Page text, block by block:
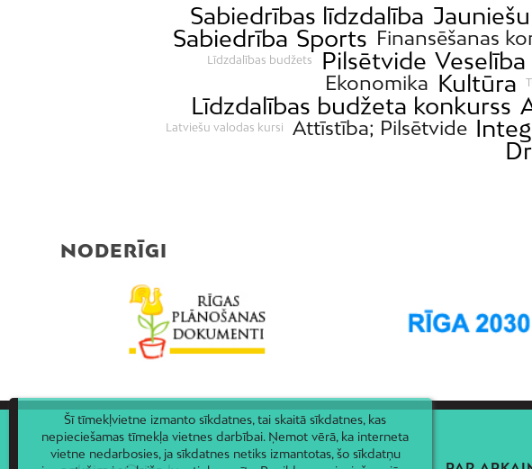
Sabiedrības līdzdalība
Sabiedrība Sports Finansēšanas
Līdzdalības budžets Pilsētvide Veselība
Ekonomika Kultūra
Līdzdalības budžeta konkurss
Latviešu valodas kursi Attīstība; Pilsētvide
NODERĪGI
Šī tīmekļvietne izmanto sīkdatnes, tai skaitā sīkdatnes, kas
nepieciešamas tīmekļa vietnes darbībai. Ņemot vērā, ka interneta
vietne nedarbosies, ja sīkdatnes netiks izmantotas, šo sīkdatņu